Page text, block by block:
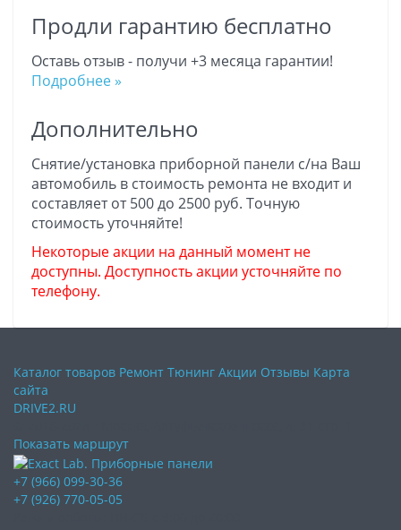
Продли гарантию бесплатно
Оставь отзыв - получи +3 месяца гарантии!
Подробнее »
Дополнительно
Снятие/установка приборной панели с/на Ваш
автомобиль в стоимость ремонта не входит и
составляет от 500 до 2500 руб. Точную
стоимость уточняйте!
Некоторые акции на данный момент не
доступны. Доступность акции усточняйте по
телефону.
Каталог товаров Ремонт Тюнинг Акции Отзывы Карта
сайта
DRIVE2.RU
Показать маршрут
+7 (966) 099-30-36
+7 (926) 770-05-05